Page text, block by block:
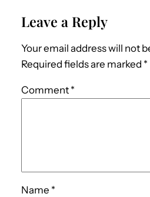
te
r
c
e
b
o
o
k
k
e
dI
n
A
p
Leave a Reply
Your email address will not
Required fields are marked *
Comment *
Name *